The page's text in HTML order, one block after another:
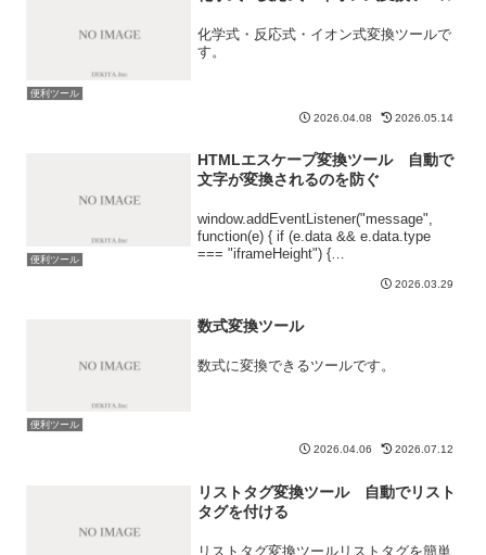
便利ツール
化学式・反応式・イオン式変換ツールで
す。
2026.04.08 2026.05.14
便利ツール
HTMLエスケープ変換ツール 自動で
文字が変換されるのを防ぐ
window.addEventListener("message",
function(e) { if (e.data && e.data.type
=== "iframeHeight") {
2026.03.29
便利ツール
数式変換ツール
数式に変換できるツールです。
2026.04.06 2026.07.12
リストタグ変換ツール 自動でリスト
タグを付ける
リストタグ変換ツールリストタグを簡単